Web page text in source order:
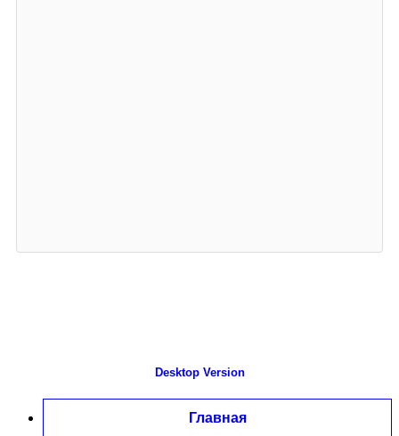
Desktop Version
Главная